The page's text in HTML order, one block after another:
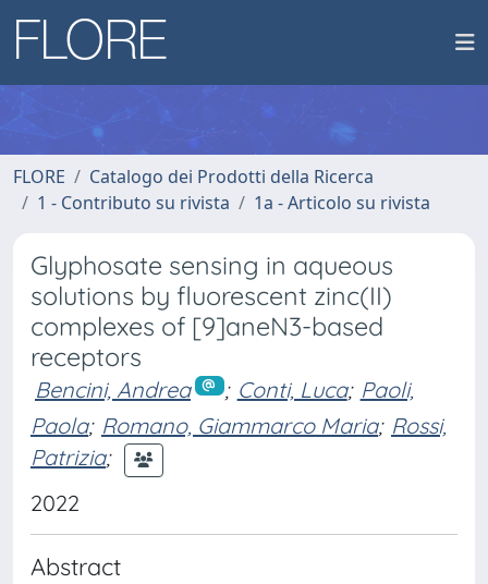
FLORE
Catalogo dei Prodotti della Ricerca
1 - Contributo su rivista
1a - Articolo su rivista
Glyphosate sensing in aqueous
solutions by fluorescent zinc(II)
complexes of [9]aneN3-based
receptors
Bencini, Andrea ; Conti, Luca; Paoli,
Paola; Romano, Giammarco Maria; Rossi,
Patrizia;
2022
Abstract